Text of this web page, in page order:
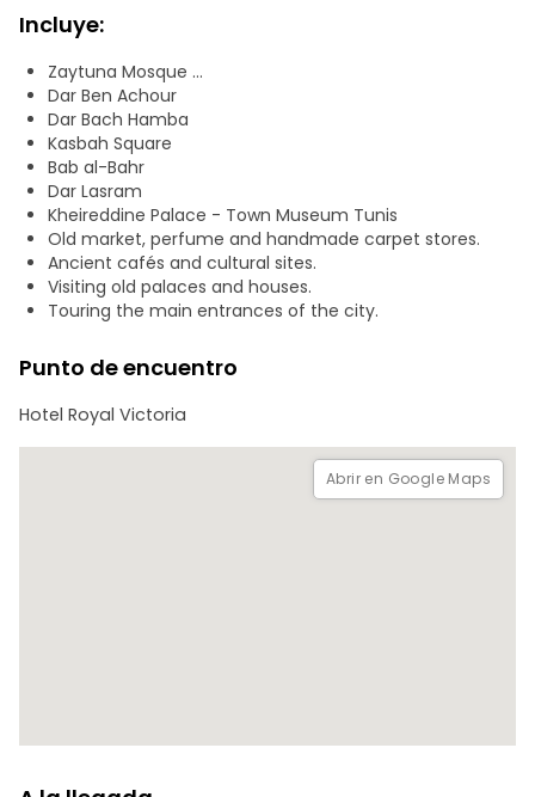
los emblemáticos cafés y terrazas que han formado parte
de la Medina durante siglos. Descubra el ajetreo y el bullicio
del antiguo mercado, el "Zoco", donde podrá echar un
vistazo a una gran variedad de productos, como joyas,
perfumes y artesanía bereber.
Acompáñenos mientras desentrañamos los secretos de
este lugar declarado Patrimonio de la Humanidad por la
UNESCO y descubrimos las joyas ocultas que se esconden
entre sus antiguas murallas. Déjenos guiarle en un viaje a
través del tiempo y la cultura mientras exploramos el
corazón histórico de Túnez.
Incluye:
Zaytuna Mosque ...
Dar Ben Achour
Dar Bach Hamba
Kasbah Square
Bab al-Bahr
Dar Lasram
Kheireddine Palace - Town Museum Tunis
Old market, perfume and handmade carpet stores.
Ancient cafés and cultural sites.
Visiting old palaces and houses.
Touring the main entrances of the city.
Punto de encuentro
Hotel Royal Victoria
Abrir en Google Maps